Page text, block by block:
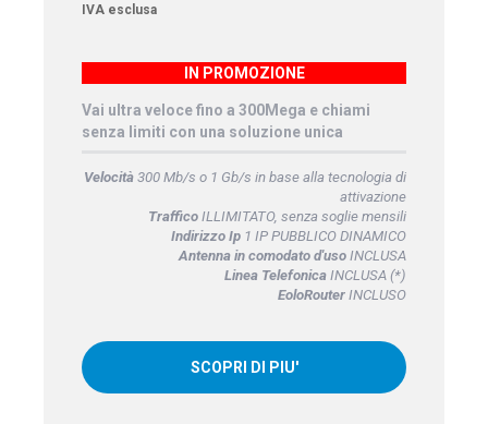
IVA esclusa
IN PROMOZIONE
Vai ultra veloce fino a 300Mega e chiami
senza limiti con una soluzione unica
Velocità300 Mb/s o 1 Gb/s in base alla tecnologia di
attivazione
TrafficoILLIMITATO, senza soglie mensili
Indirizzo Ip1 IP PUBBLICO DINAMICO
Antenna in comodato d'usoINCLUSA
Linea TelefonicaINCLUSA (*)
EoloRouterINCLUSO
SCOPRI DI PIU'